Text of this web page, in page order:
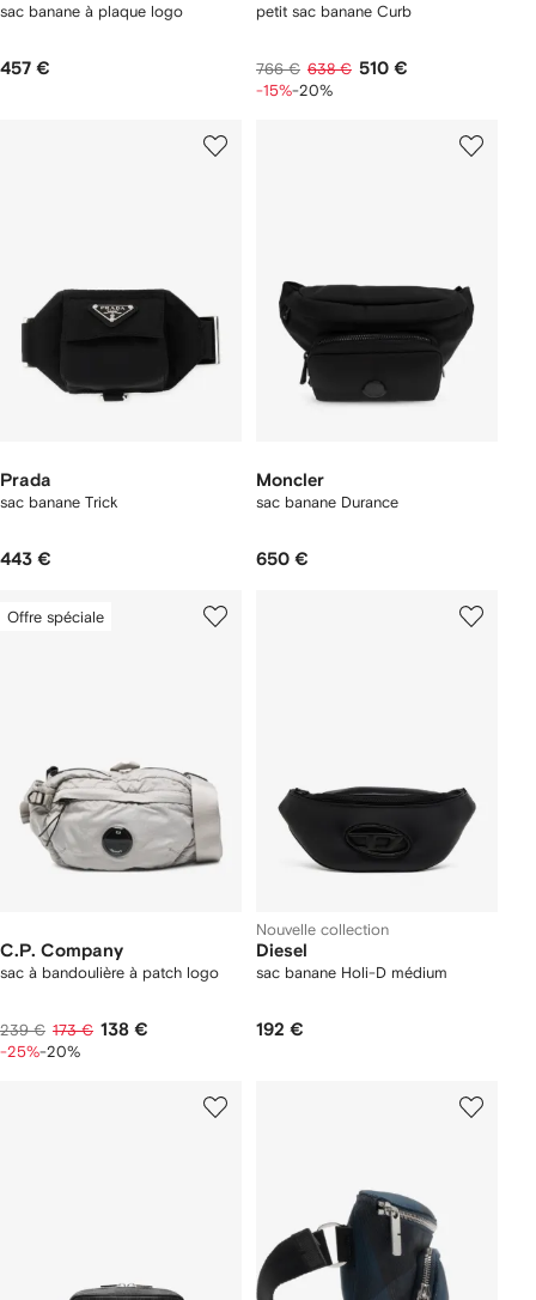
sac banane à plaque logo
457 €
petit sac banane Curb
766 € 638 € 510 €
-15%-20%
Prada
sac banane Trick
443 €
Moncler
sac banane Durance
650 €
Offre spéciale
C.P. Company
sac à bandoulière à patch logo
239 € 173 € 138 €
-25%-20%
Nouvelle collection
Diesel
sac banane Holi-D médium
192 €